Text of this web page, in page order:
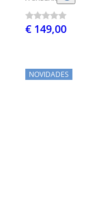
€ 149,00
NOVIDADES